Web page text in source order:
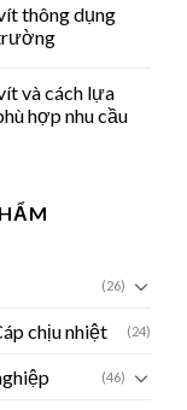
thông dụng
và cách lựa
hợp nhu cầu
(26)
chịu nhiệt (24)
(46)